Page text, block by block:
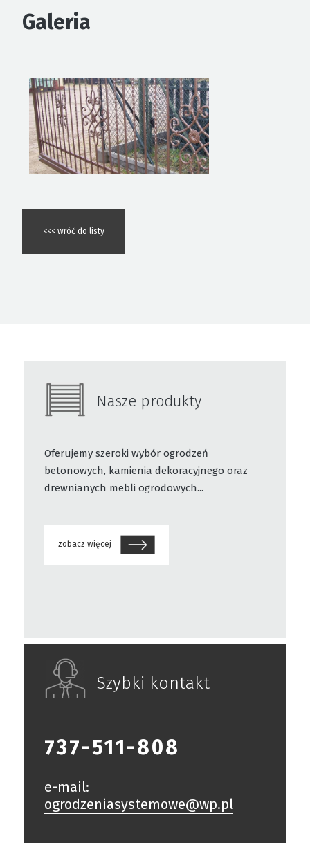
Galeria
<<< wróć do listy
Nasze produkty
Oferujemy szeroki wybór ogrodzeń
betonowych, kamienia dekoracyjnego oraz
drewnianych mebli ogrodowych...
zobacz więcej
Szybki kontakt
737-511-808
e-mail:
ogrodzeniasystemowe@wp.pl